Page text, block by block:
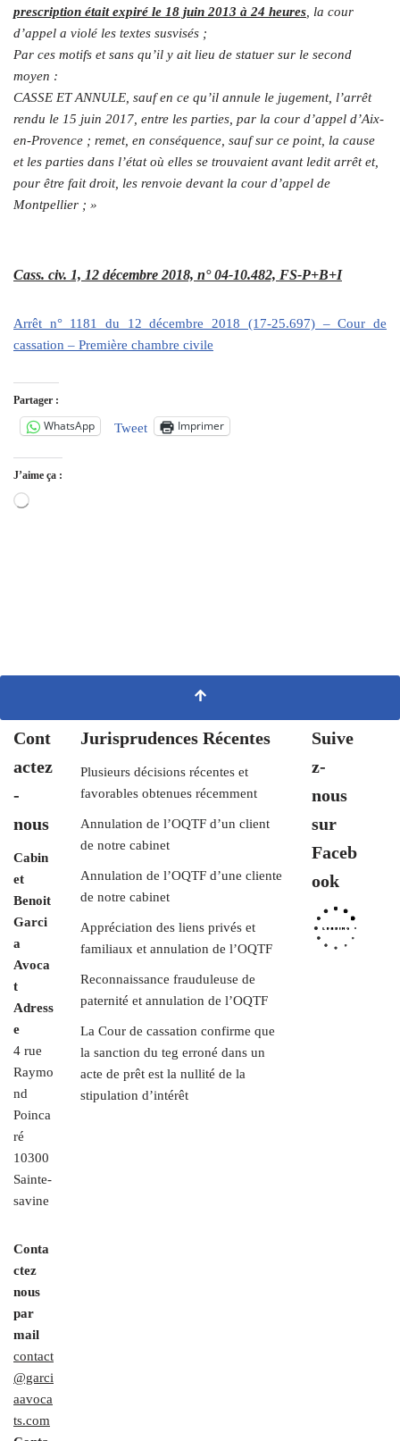
prescription était expiré le 18 juin 2013 à 24 heures , la cour
d’appel a violé les textes susvisés ;
Par ces motifs et sans qu’il y ait lieu de statuer sur le second
moyen :
CASSE ET ANNULE, sauf en ce qu’il annule le jugement, l’arrêt
rendu le 15 juin 2017, entre les parties, par la cour d’appel d’Aix-
en-Provence ; remet, en conséquence, sauf sur ce point, la cause
et les parties dans l’état où elles se trouvaient avant ledit arrêt et,
pour être fait droit, les renvoie devant la cour d’appel de
Montpellier ; »
Cass. civ. 1, 12 décembre 2018, n° 04-10.482, FS-P+B+I
Arrêt n° 1181 du 12 décembre 2018 (17-25.697) – Cour de
cassation – Première chambre civile
Partager :
WhatsApp Tweet Imprimer
J’aime ça :
Cont
actez
-
nous
Cabin
et
Benoit
Garci
a
Avoca
t
Adress
e
4 rue
Raymo
nd
Poinca
ré
10300
Sainte-
savine
Conta
ctez
nous
par
mail
contact
@garci
aavoca
ts.com
Jurisprudences Récentes
Plusieurs décisions récentes et
favorables obtenues récemment
Annulation de l’OQTF d’un client
de notre cabinet
Annulation de l’OQTF d’une cliente
de notre cabinet
Appréciation des liens privés et
familiaux et annulation de l’OQTF
Reconnaissance frauduleuse de
paternité et annulation de l’OQTF
La Cour de cassation confirme que
la sanction du teg erroné dans un
acte de prêt est la nullité de la
stipulation d’intérêt
Suive
z-
nous
sur
Faceb
ook